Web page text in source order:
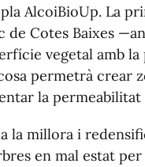
AlcoiBioUp. La
de Cotes Baixes
vegetal amb
permetrà crear
la permeabilitat
la millora i
en mal estat